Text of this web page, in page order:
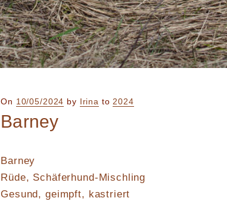
On Posted
10/05/2024 by Irina to 2024
Barney
Barney
Rüde, Schäferhund-Mischling
Gesund, geimpft, kastriert